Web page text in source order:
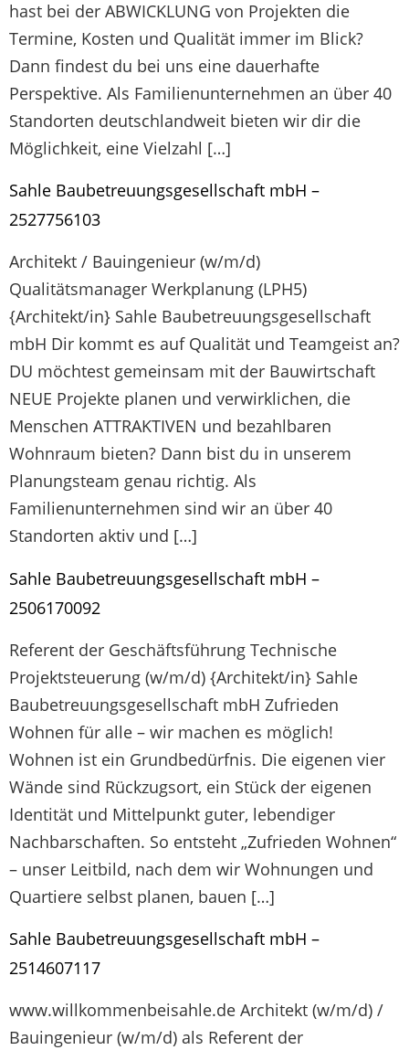
hast bei der ABWICKLUNG von Projekten die
Termine, Kosten und Qualität immer im Blick?
Dann findest du bei uns eine dauerhafte
Perspektive. Als Familienunternehmen an über 40
Standorten deutschlandweit bieten wir dir die
Möglichkeit, eine Vielzahl […]
Sahle Baubetreuungsgesellschaft mbH –
2527756103
Architekt / Bauingenieur (w/m/d)
Qualitätsmanager Werkplanung (LPH5)
{Architekt/in} Sahle Baubetreuungsgesellschaft
mbH Dir kommt es auf Qualität und Teamgeist an?
DU möchtest gemeinsam mit der Bauwirtschaft
NEUE Projekte planen und verwirklichen, die
Menschen ATTRAKTIVEN und bezahlbaren
Wohnraum bieten? Dann bist du in unserem
Planungsteam genau richtig. Als
Familienunternehmen sind wir an über 40
Standorten aktiv und […]
Sahle Baubetreuungsgesellschaft mbH –
2506170092
Referent der Geschäftsführung Technische
Projektsteuerung (w/m/d) {Architekt/in} Sahle
Baubetreuungsgesellschaft mbH Zufrieden
Wohnen für alle – wir machen es möglich!
Wohnen ist ein Grundbedürfnis. Die eigenen vier
Wände sind Rückzugsort, ein Stück der eigenen
Identität und Mittelpunkt guter, lebendiger
Nachbarschaften. So entsteht „Zufrieden Wohnen“
– unser Leitbild, nach dem wir Wohnungen und
Quartiere selbst planen, bauen […]
Sahle Baubetreuungsgesellschaft mbH –
2514607117
www.willkommenbeisahle.de Architekt (w/m/d) /
Bauingenieur (w/m/d) als Referent der